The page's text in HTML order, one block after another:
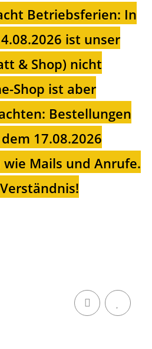
Betriebsferien: In
ist unser
& Shop) nicht
Shop ist aber
Bestellungen
17.08.2026
Mails und Anrufe.